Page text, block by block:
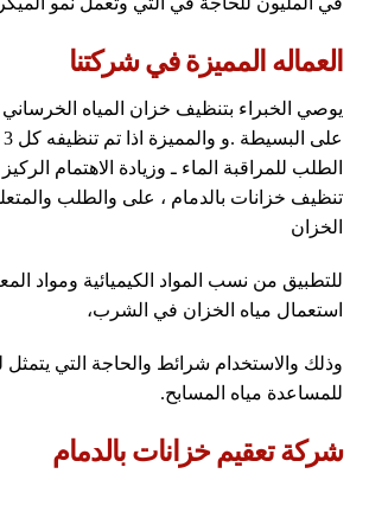
العماله المميزة في شركتنا
يوصي الخبراء بتنظيف خزان المياه
على البسيطة .و والمميزة اذا تم تنظيفه كل 3 – 6 شهور
الطلب للمراقبة الماء ـ وزيادة الاهتمام
تنظيف خزانات بالدمام ، على والطلب
الخزان
للتطبيق من نسب المواد الكيميائية ومواد
استعمال مياه الخزان في الشرب،
وذلك والاستخدام شرائط والحاجة التي يتمثل
للمساعدة مياه المسابح.
شركة تعقيم خزانات بالدمام